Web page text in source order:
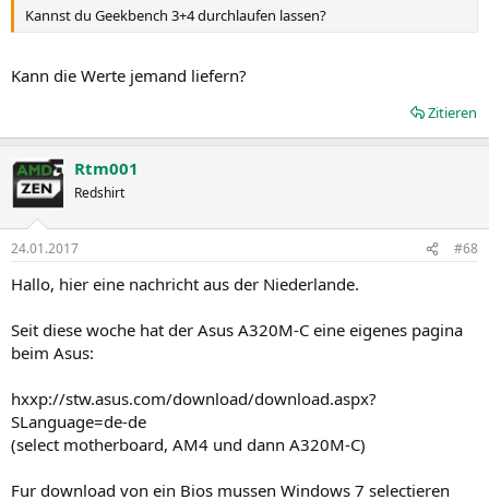
Kannst du Geekbench 3+4 durchlaufen lassen?
Kann die Werte jemand liefern?
Zitieren
Rtm001
Redshirt
24.01.2017 #68
Hallo, hier eine nachricht aus der Niederlande.
Seit diese woche hat der Asus A320M-C eine eigenes pagina
beim Asus:
hxxp://stw.asus.com/download/download.aspx?
SLanguage=de-de
(select motherboard, AM4 und dann A320M-C)
Fur download von ein Bios mussen Windows 7 selectieren